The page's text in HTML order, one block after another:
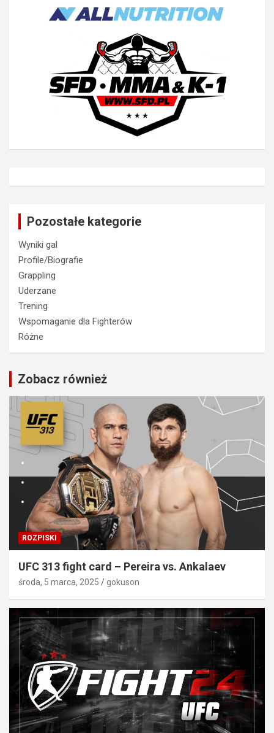
Pozostałe kategorie
Wyniki gal
Profile/Biografie
Grappling
Uderzane
Trening
Wspomaganie dla Fighterów
Różne
Zobacz również
ROZPISKI
UFC 313 fight card – Pereira vs. Ankalaev
środa, 5 marca, 2025 gokuson